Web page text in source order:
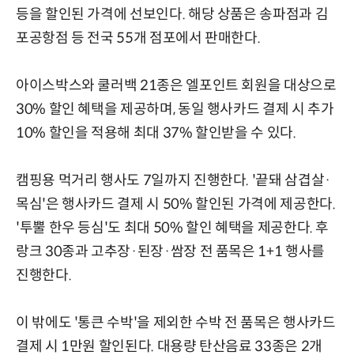
등을 할인된 가격에 선보인다. 해당 상품은 송파점과 김
포공항점 등 전국 55개 점포에서 판매한다.
아이스박스와 쿨러백 21종은 엘포인트 회원을 대상으로
30% 할인 혜택을 제공하며, 동일 행사카드 결제 시 추가
10% 할인을 적용해 최대 37% 할인받을 수 있다.
캠핑용 먹거리 행사도 7일까지 진행한다. '끝돼 삼겹살·
목심'은 행사카드 결제 시 50% 할인된 가격에 제공한다.
'투뿔 한우 등심'도 최대 50% 할인 혜택을 제공한다. 후
랑크 30종과 고추장·된장·쌈장 전 품목은 1+1 행사를
진행한다.
이 밖에도 '통큰 수박'을 제외한 수박 전 품목은 행사카드
결제 시 1만원 할인된다. 대용량 탄산음료 33종은 2개